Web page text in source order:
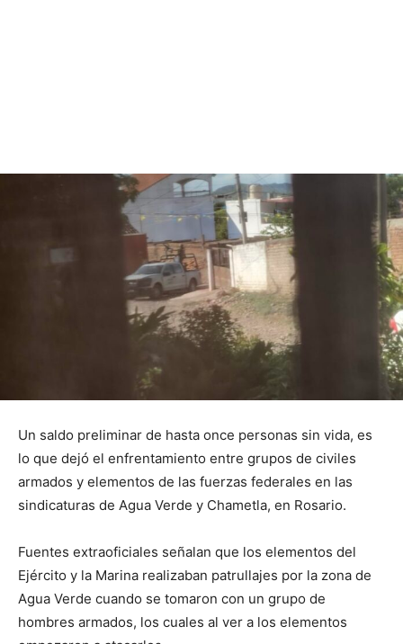
Un saldo preliminar de hasta once personas sin vida, es
lo que dejó el enfrentamiento entre grupos de civiles
armados y elementos de las fuerzas federales en las
sindicaturas de Agua Verde y Chametla, en Rosario.
Fuentes extraoficiales señalan que los elementos del
Ejército y la Marina realizaban patrullajes por la zona de
Agua Verde cuando se tomaron con un grupo de
hombres armados, los cuales al ver a los elementos